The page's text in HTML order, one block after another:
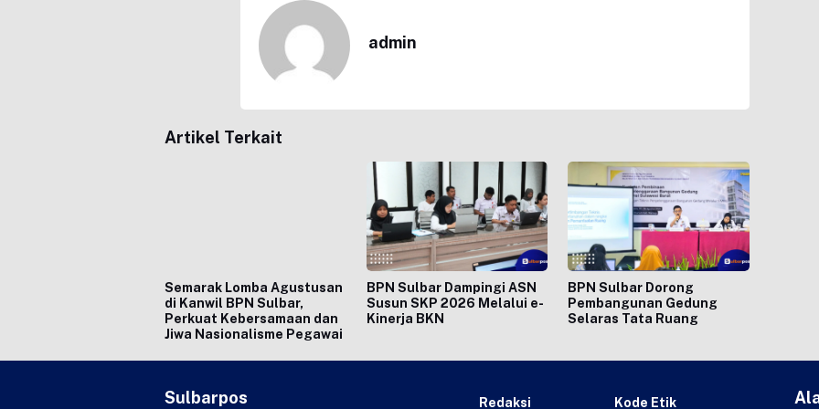
admin
Artikel Terkait
Semarak Lomba Agustusan
di Kanwil BPN Sulbar,
Perkuat Kebersamaan dan
Jiwa Nasionalisme Pegawai
BPN Sulbar Dampingi ASN
Susun SKP 2026 Melalui e-
Kinerja BKN
BPN Sulbar Dorong
Pembangunan Gedung
Selaras Tata Ruang
Sulbarpos Redaksi Kode Etik